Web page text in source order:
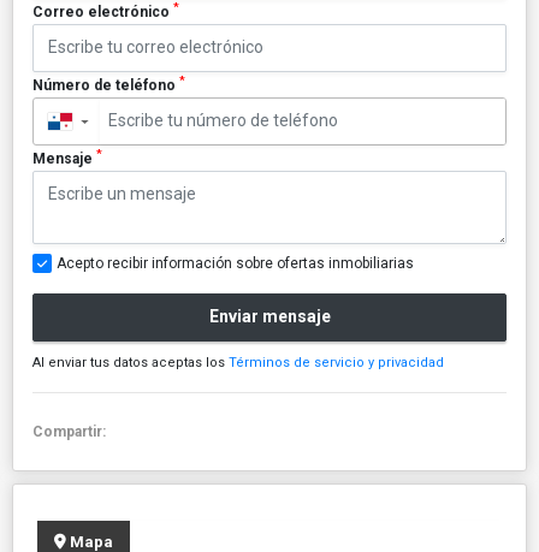
Correo electrónico *
Número de teléfono *
▼
Mensaje *
Acepto recibir información sobre ofertas inmobiliarias
Enviar mensaje
Al enviar tus datos aceptas los Términos de servicio y privacidad
Compartir:
Mapa